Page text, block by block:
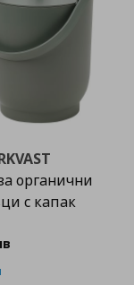
органични
с капак